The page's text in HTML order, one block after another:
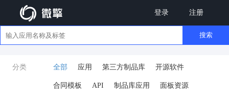
登录 注册
搜索
分类 全部 应用 第三方制品库 开源软件
合同模板 API 制品库应用 面板资源